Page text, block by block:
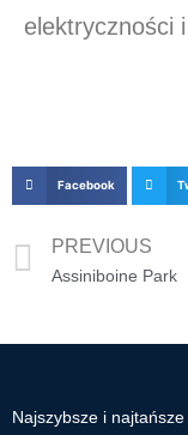
elektryczności
Facebook
PREVIOUS
Assiniboine Park
Najszybsze i